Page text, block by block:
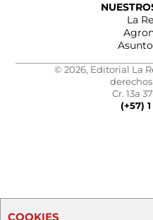
La
© 2026, Editorial La
Cr. 13a
(+57)
COOKIES